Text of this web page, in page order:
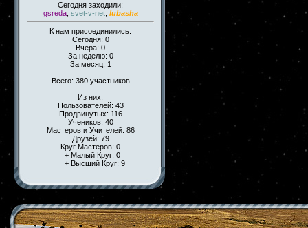
Сегодня заходили:
gsreda, svet-v-net, lubasha
К нам присоединились:
Сегодня: 0
Вчера: 0
За неделю: 0
За месяц: 1
Всего: 380 участников
Из них:
Пользователей: 43
Продвинутых: 116
Учеников: 40
Мастеров и Учителей: 86
Друзей: 79
Круг Мастеров: 0
+ Малый Круг: 0
+ Высший Круг: 9